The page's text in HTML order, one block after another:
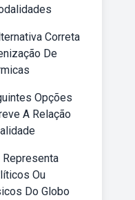
Correta
De
Opções
A Relação
Ou
Do Globo